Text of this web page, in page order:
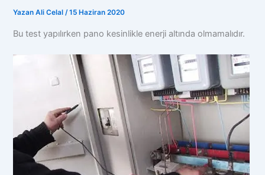
Yazan Ali Celal/15 Haziran 2020
Bu test yapılırken pano kesinlikle enerji altında olmamalıdır.